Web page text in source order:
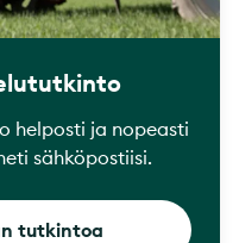
helposti ja nopeasti
sähköpostiisi.
tutkintoa